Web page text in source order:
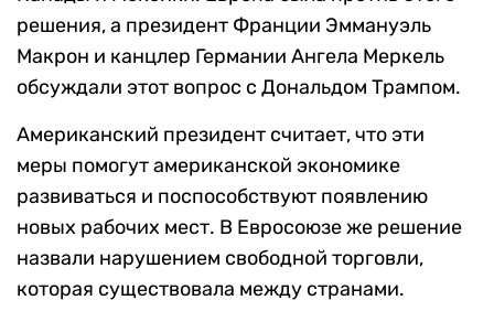
решения, а президент Франции Эммануэль
Макрон и канцлер Германии Ангела Меркель
обсуждали этот вопрос с Дональдом Трампом.
Американский президент считает, что эти
меры помогут американской экономике
развиваться и поспособствуют появлению
новых рабочих мест. В Евросоюзе же решение
назвали нарушением свободной торговли,
которая существовала между странами.